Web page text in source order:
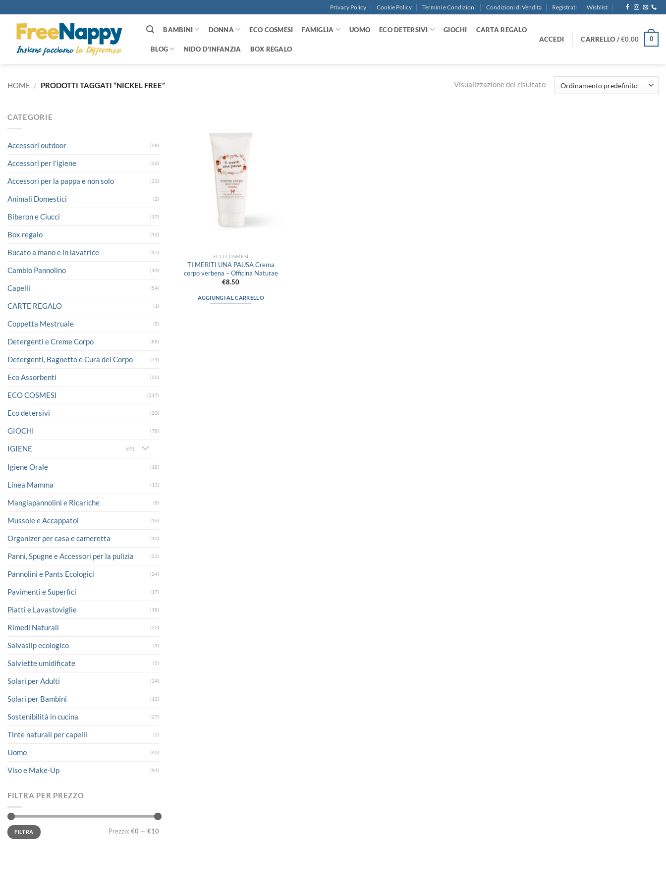
ai
contenuti
Privacy Policy Cookie Policy Termini e Condizioni Condizioni di Vendita Registrati Wishlist
BAMBINI DONNA ECO COSMESI FAMIGLIA UOMO ECO DETERSIVI GIOCHI CARTA REGALO
BLOG NIDO D’INFANZIA BOX REGALO
ACCEDI CARRELLO /€0.00 0
HOME / PRODOTTI TAGGATI “NICKEL FREE” Visualizzazione del risultato
CATEGORIE
Accessori outdoor (28)
Accessori per l'igiene (26)
Accessori per la pappa e non solo (33)
Animali Domestici (2)
Biberon e Ciucci (17)
Box regalo (13)
Bucato a mano e in lavatrice (17)
Cambio Pannolino (14)
Capelli (54)
CARTE REGALO (1)
Coppetta Mestruale (5)
Detergenti e Creme Corpo (88)
Detergenti, Bagnetto e Cura del Corpo (71)
Eco Assorbenti (26)
ECO COSMESI (217)
Eco detersivi (20)
GIOCHI (78)
IGIENE (65)
Igiene Orale (18)
Linea Mamma (13)
Mangiapannolini e Ricariche (8)
Mussole e Accappatoi (16)
Organizer per casa e cameretta (10)
Panni, Spugne e Accessori per la pulizia (22)
Pannolini e Pants Ecologici (24)
Pavimenti e Superfici (17)
Piatti e Lavastoviglie (18)
Rimedi Naturali (20)
Salvaslip ecologico (1)
Salviette umidificate (5)
Solari per Adulti (34)
Solari per Bambini (12)
Sostenibilità in cucina (27)
Tinte naturali per capelli (2)
Uomo (40)
Viso e Make-Up (94)
FILTRA PER PREZZO
Prezzo
Min
Prezzo
MaxFILTRA Prezzo:€0 — €10
ECO COSMESI
TI MERITI UNA PAUSA Crema
corpo verbena – Officina Naturae
€8.50
AGGIUNGI AL CARRELLO